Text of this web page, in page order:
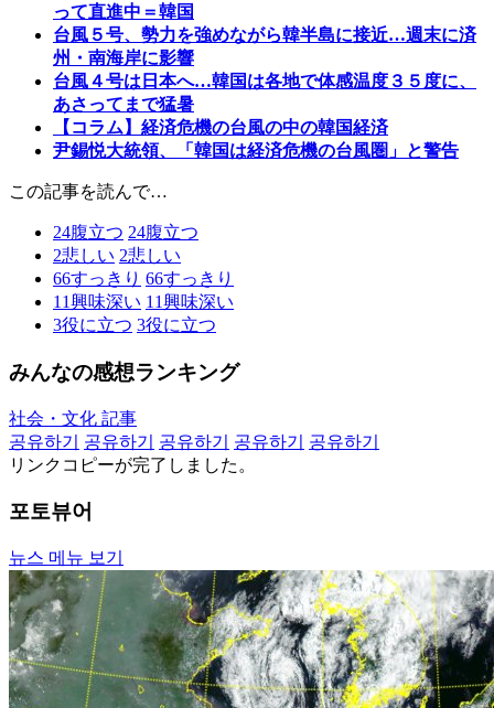
って直進中＝韓国
台風５号、勢力を強めながら韓半島に接近…週末に済
州・南海岸に影響
台風４号は日本へ…韓国は各地で体感温度３５度に、
あさってまで猛暑
【コラム】経済危機の台風の中の韓国経済
尹錫悦大統領、「韓国は経済危機の台風圏」と警告
この記事を読んで…
24腹立つ 24腹立つ
2悲しい 2悲しい
66すっきり 66すっきり
11興味深い 11興味深い
3役に立つ 3役に立つ
みんなの感想ランキング
社会・文化 記事
공유하기
공유하기 공유하기 공유하기
공유하기
リンクコピーが完了しました。
포토뷰어
뉴스 메뉴 보기